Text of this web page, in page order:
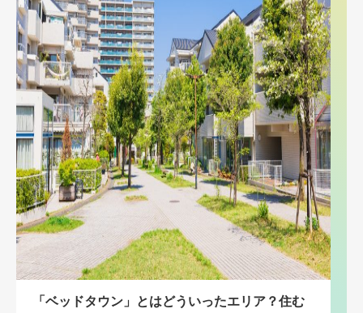
「ベッドタウン」とはどういったエリア？住む